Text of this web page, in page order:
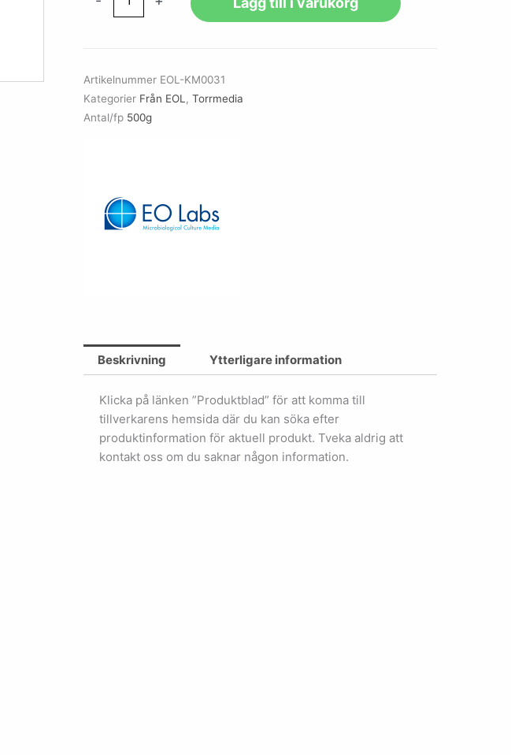
Artikelnummer EOL-KM0031
Kategorier Från EOL , Torrmedia
Antal/fp 500g
Beskrivning Ytterligare information
Klicka på länken ”Produktblad” för att komma till
tillverkarens hemsida där du kan söka efter
produktinformation för aktuell produkt. Tveka aldrig att
kontakt oss om du saknar någon information.